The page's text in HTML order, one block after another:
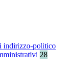
indirizzo-politico
28